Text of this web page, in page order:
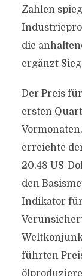
Zahlen
die
ergänzt
Der Preis
ersten
erreichte
20,48 US-
den
Indikator
führten